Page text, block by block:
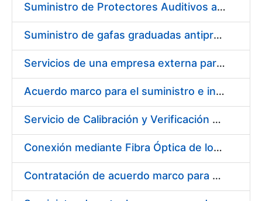
Suministro de Protectores Auditivos a medida para las personas trabajadoras de los Centros de Trabajo de Madrid y Burgos
Suministro de gafas graduadas antiproyecciones para los trabajadores de la FNMT-RCM en los centros de trabajo de Madrid y Burgos
Servicios de una empresa externa para el asesoramiento y resolución de los recursos de alzada que se presentan relacionados con procesos de selección para la FNMT-RCM
Acuerdo marco para el suministro e instalación de persianas, estores y otros complementos
Servicio de Calibración y Verificación Externa de los Equipos de Medición del Servicio de Prevención de la FNMT-RCM
Conexión mediante Fibra Óptica de los Centros de Proceso de Datos (CPDs) de las sedes de la FNMT-RCM de Burgos y Madrid
Contratación de acuerdo marco para el Suministro de Material de Electricidad para la Fábrica Nacional de Moneda y Timbre-Real Casa de la Moneda en su centro de trabajo de Burgos